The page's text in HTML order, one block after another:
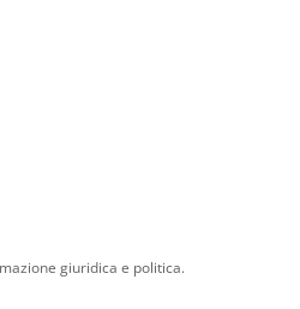
giuridica e politica.